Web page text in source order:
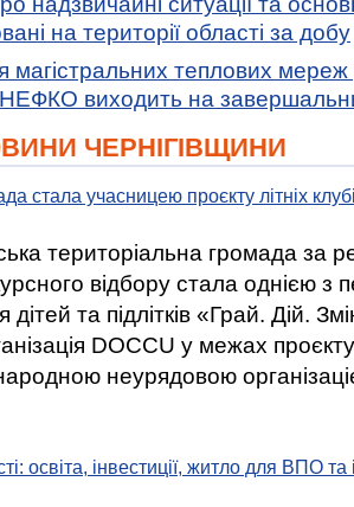
на території області за добу
магістральних теплових мереж
виходить на
ЧЕРНІГІВЩИНИ
стала учасницею проєкту літніх
територіальна громада за
відбору стала однією
дітей та підлітків «Грай. Дій.
DOCCU у межах
неурядовою
освіта, інвестиції, житло для ВПО